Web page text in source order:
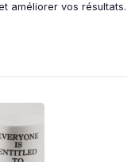
améliorer vos résultats.